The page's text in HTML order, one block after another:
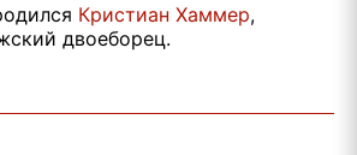
Кристиан Хаммер,
двоеборец.